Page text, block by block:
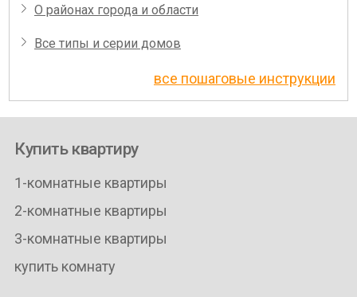
О районах города и области
Все типы и серии домов
все пошаговые инструкции
Купить квартиру
1-комнатные квартиры
2-комнатные квартиры
3-комнатные квартиры
купить комнату